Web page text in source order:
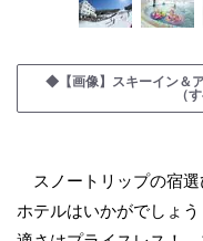
◆【画像】スキーイン＆
（
スノートリップの宿選
ホテルはいかがでしょ